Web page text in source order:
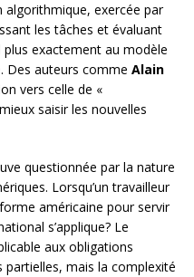
exercée par
les tâches et évaluant
exactement au modèle
Des auteurs comme Alain
vers celle de «
saisir les nouvelles
questionnée par la nature
Lorsqu’un travailleur
américaine pour servir
s’applique? Le
aux obligations
mais la complexité